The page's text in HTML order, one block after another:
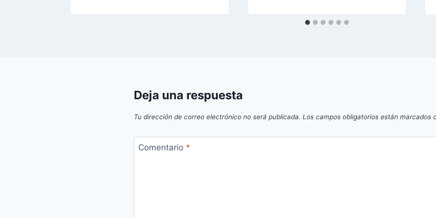
Deja una respuesta
Tu dirección de correo electrónico no será publicada. Los campos obligatorios están marcados
Comentario *